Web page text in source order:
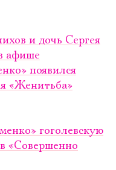
и дочь Сергея
афише
появился
«Женитьба»
гоголевскую
«Совершенно